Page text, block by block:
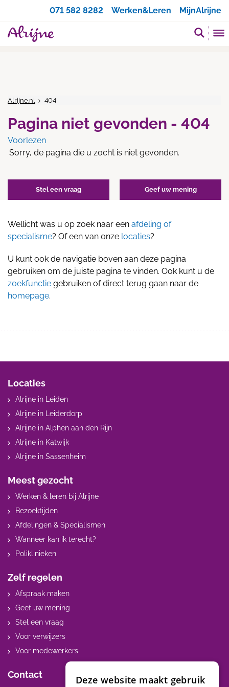
071 582 8282
Werken&Leren MijnAlrijne
Alrijne.nl 404
Pagina niet gevonden - 404
Voorlezen
Sorry, de pagina die u zocht is niet gevonden.
Stel een vraag Geef uw mening
Wellicht was u op zoek naar een afdeling of
specialisme? Of een van onze locaties?
U kunt ook de navigatie boven aan deze pagina
gebruiken om de juiste pagina te vinden. Ook kunt u de
zoekfunctie gebruiken of direct terug gaan naar de
homepage.
Locaties
Alrijne in Leiden
Alrijne in Leiderdorp
Alrijne in Alphen aan den Rijn
Alrijne in Katwijk
Alrijne in Sassenheim
Meest gezocht
Werken & leren bij Alrijne
Bezoektijden
Afdelingen & Specialismen
Wanneer kan ik terecht?
Poliklinieken
Zelf regelen
Afspraak maken
Geef uw mening
Stel een vraag
Voor verwijzers
Voor medewerkers
Contact
Deze website maakt gebruik